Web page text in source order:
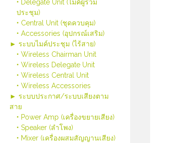
• Delegate Unit (ไมค์ผู้ร่วม
ประชุม)
• Central Unit (ชุดควบคุม)
• Accessories (อุปกรณ์เสริม)
► ระบบไมค์ประชุม (ไร้สาย)
• Wireless Chairman Unit
• Wireless Delegate Unit
• Wireless Central Unit
• Wireless Accessories
► ระบบประกาศ/ระบบเสียงตาม
สาย
• Power Amp (เครื่องขยายเสียง)
• Speaker (ลำโพง)
• Mixer (เครื่องผสมสัญญานเสียง)